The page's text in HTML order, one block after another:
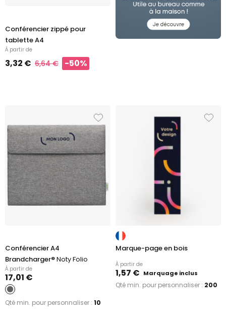
Conférencier zippé pour
tablette A4
À partir de
3,32 € 6,64 € -50%
Conférencier A4
Brandcharger®Noty Folio
À partir de
17,01 €
Qté min. pour personnaliser : 10
Marque-page en bois
À partir de
1,57 € Marquage inclus
Qté min. pour personnaliser : 200